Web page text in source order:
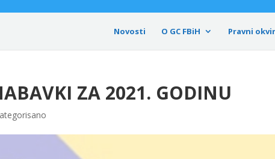
Novosti O GC FBiH Pravni okvir
ZA 2021. GODINU